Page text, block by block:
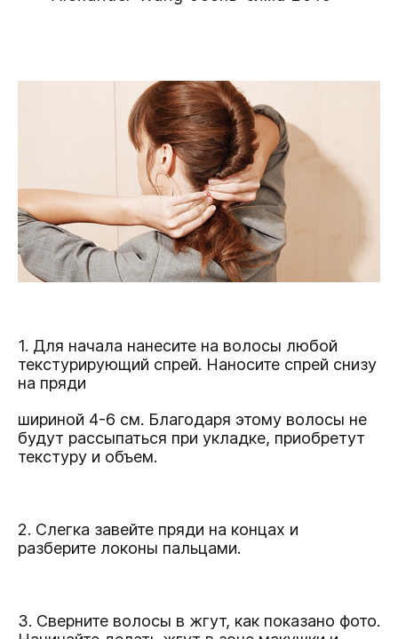
1. Для начала нанесите на волосы любой
текстурирующий спрей. Наносите спрей снизу
на пряди
шириной 4-6 см. Благодаря этому волосы не
будут рассыпаться при укладке, приобретут
текстуру и объем.
2. Слегка завейте пряди на концах и
разберите локоны пальцами.
3. Сверните волосы в жгут, как показано фото.